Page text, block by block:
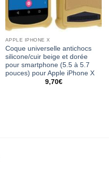
APPLE IPHONE X
Coque universelle antichocs
silicone/cuir beige et dorée
pour smartphone (5.5 à 5.7
pouces) pour Apple iPhone X
9,70€